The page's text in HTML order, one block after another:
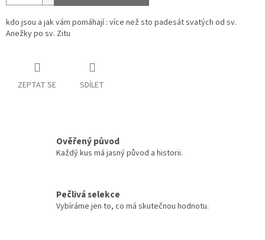
kdo jsou a jak vám pomáhají : více než sto padesát svatých od sv.
Anežky po sv. Zitu
ZEPTAT SE SDÍLET
Ověřený původ
Každý kus má jasný původ a historii.
Pečlivá selekce
Vybíráme jen to, co má skutečnou hodnotu.